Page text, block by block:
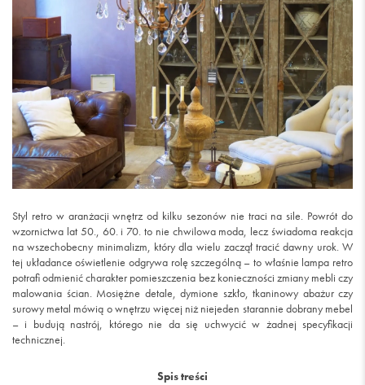
Styl retro w aranżacji wnętrz od kilku sezonów nie traci na sile. Powrót do
wzornictwa lat 50., 60. i 70. to nie chwilowa moda, lecz świadoma reakcja
na wszechobecny minimalizm, który dla wielu zaczął tracić dawny urok. W
tej układance oświetlenie odgrywa rolę szczególną – to właśnie lampa retro
potrafi odmienić charakter pomieszczenia bez konieczności zmiany mebli czy
malowania ścian. Mosiężne detale, dymione szkło, tkaninowy abażur czy
surowy metal mówią o wnętrzu więcej niż niejeden starannie dobrany mebel
– i budują nastrój, którego nie da się uchwycić w żadnej specyfikacji
technicznej.
Spis treści